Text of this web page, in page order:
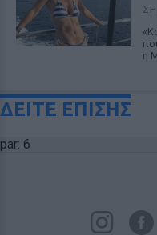
η
ΔΕΙΤΕ ΕΠΙΣΗΣ
par: 6